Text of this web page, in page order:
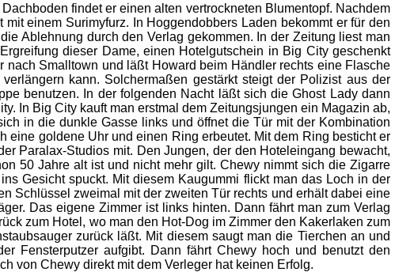
findet er einen alten vertrockneten Blumentopf. Nachdem
einem Surimyfurz. In Hoggendobbers Laden bekommt er für den
Ablehnung durch den Verlag gekommen. In der Zeitung liest man
dieser Dame, einen Hotelgutschein in Big City geschenkt
Smalltown und läßt Howard beim Händler rechts eine Flasche
kann. Solchermaßen gestärkt steigt der Polizist aus der
benutzen. In der folgenden Nacht läßt sich die Ghost Lady dann
In Big City kauft man erstmal dem Zeitungsjungen ein Magazin ab,
in die dunkle Gasse links und öffnet die Tür mit der Kombination
goldene Uhr und einen Ring erbeutet. Mit dem Ring besticht er
Paralax-Studios mit. Den Jungen, der den Hoteleingang bewacht,
50 Jahre alt ist und nicht mehr gilt. Chewy nimmt sich die Zigarre
Gesicht spuckt. Mit diesem Kaugummi flickt man das Loch in der
Schlüssel zweimal mit der zweiten Tür rechts und erhält dabei eine
Das eigene Zimmer ist links hinten. Dann fährt man zum Verlag
zum Hotel, wo man den Hot-Dog im Zimmer den Kakerlaken zum
zurück läßt. Mit diesem saugt man die Tierchen an und
Fensterputzer aufgibt. Dann fährt Chewy hoch und benutzt den
von Chewy direkt mit dem Verleger hat keinen Erfolg.